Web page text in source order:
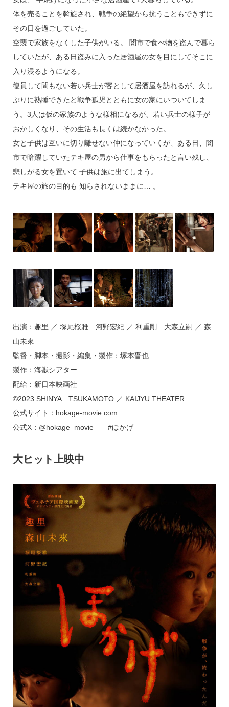
体を売ることを斡旋され、戦争の絶望から抗うこともできずに
その日を過ごしていた。
空襲で家族をなくした子供がいる。 闇市で食べ物を盗んで暮ら
していたが、ある日盗みに入った居酒屋の女を目にしてそこに
入り浸るようになる。
復員して間もない若い兵士が客として居酒屋を訪れるが、久し
ぶりに熟睡できたと戦争孤児とともに女の家にいついてしま
う。3人は仮の家族のような様相になるが、若い兵士の様子が
おかしくなり、その生活も長くは続かなかった。
女と子供は互いに切り離せない仲になっていくが、ある日、闇
市で暗躍していたテキ屋の男から仕事をもらったと言い残し、
悲しがる女を置いて 子供は旅に出てしまう。
テキ屋の旅の目的も 知らされないままに… 。
出演：趣里 ／ 塚尾桜雅 河野宏紀 ／ 利重剛 大森立嗣 ／ 森
山未來
監督・脚本・撮影・編集・製作：塚本晋也
製作：海獣シアター
配給：新日本映画社
©2023 SHINYA TSUKAMOTO ／ KAIJYU THEATER
公式サイト：hokage-movie.com
公式X：@hokage_movie #ほかげ
大ヒット上映中